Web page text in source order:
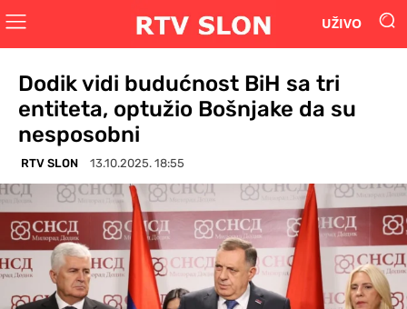
UŽIVO
Dodik vidi budućnost BiH sa tri
entiteta, optužio Bošnjake da su
nesposobni
RTV SLON 13.10.2025. 18:55